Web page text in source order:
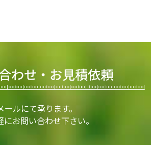
わせ・お見積依頼
ールにて承ります。
にお問い合わせ下さい。